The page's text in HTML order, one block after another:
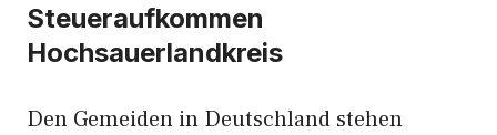
Steueraufkommen
Hochsauerlandkreis
Den Gemeiden in Deutschland stehen